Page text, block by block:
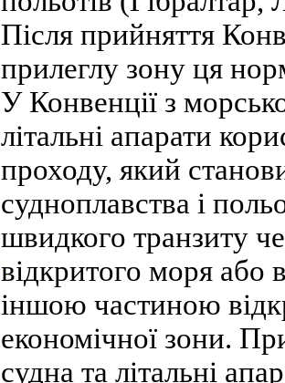
Після прийняття
прилеглу зону ця
У Конвенції з
літальні апарати
проходу, який
судноплавства і
швидкого транзиту
відкритого моря або
іншою частиною
економічної зони.
судна та літальні